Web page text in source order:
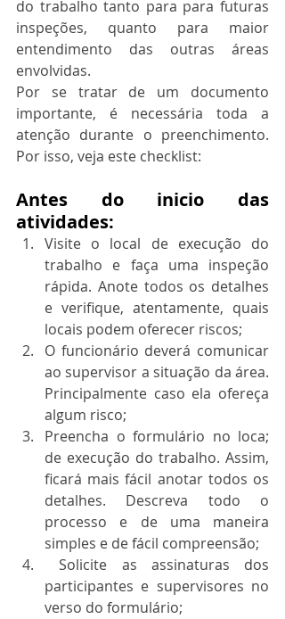
do trabalho tanto para para futuras
inspeções, quanto para maior
entendimento das outras áreas
envolvidas.
Por se tratar de um documento
importante, é necessária toda a
atenção durante o preenchimento.
Por isso, veja este checklist:
Antes do inicio das
atividades:
Visite o local de execução do
trabalho e faça uma inspeção
rápida. Anote todos os detalhes
e verifique, atentamente, quais
locais podem oferecer riscos;
O funcionário deverá comunicar
ao supervisor a situação da área.
Principalmente caso ela ofereça
algum risco;
Preencha o formulário no loca;
de execução do trabalho. Assim,
ficará mais fácil anotar todos os
detalhes. Descreva todo o
processo e de uma maneira
simples e de fácil compreensão;
Solicite as assinaturas dos
participantes e supervisores no
verso do formulário;